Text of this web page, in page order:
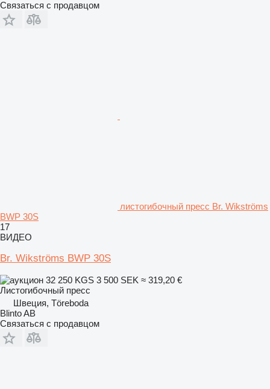
Связаться с продавцом
листогибочный пресс Br. Wikströms
BWP 30S
17
ВИДЕО
Br. Wikströms BWP 30S
32 250 KGS 3 500 SEK ≈ 319,20 €
Листогибочный пресс
Швеция, Töreboda
Blinto AB
Связаться с продавцом